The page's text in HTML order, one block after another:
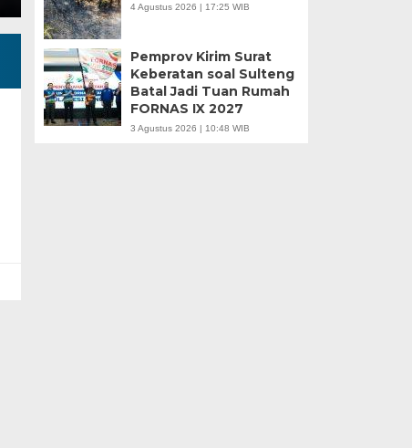
4 Agustus 2026 | 17:25 WIB
Pemprov Kirim Surat
Keberatan soal Sulteng
Batal Jadi Tuan Rumah
FORNAS IX 2027
3 Agustus 2026 | 10:48 WIB